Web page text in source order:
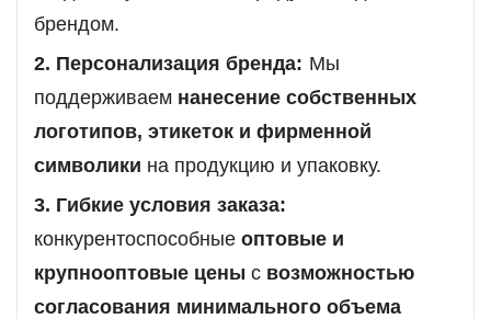
брендом.
2. Персонализация бренда: Мы
поддерживаем нанесение собственных
логотипов, этикеток и фирменной
символики на продукцию и упаковку.
3. Гибкие условия заказа:
конкурентоспособные оптовые и
крупнооптовые цены с возможностью
согласования минимального объема